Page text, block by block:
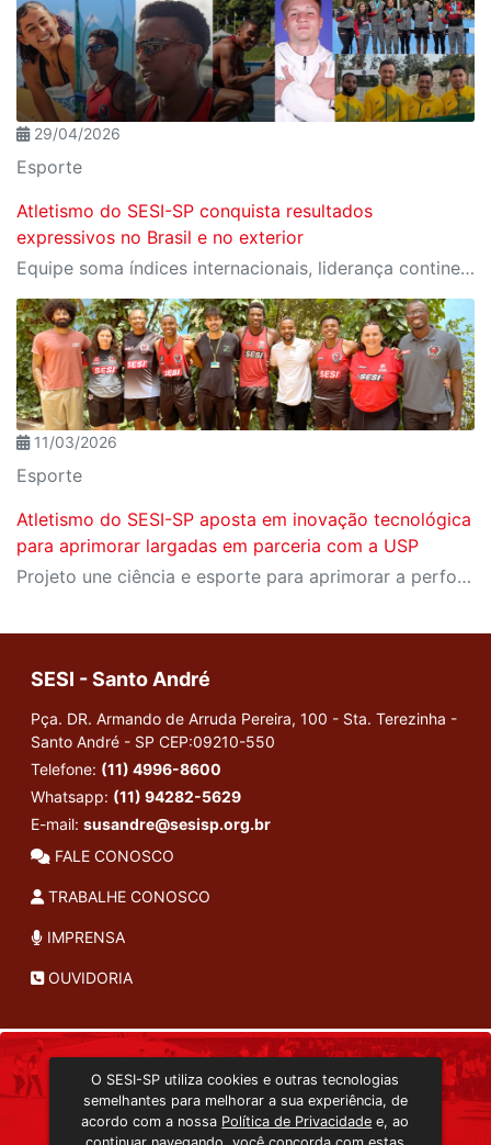
29/04/2026
Esporte
Atletismo do SESI-SP conquista resultados
expressivos no Brasil e no exterior
Equipe soma índices internacionais, liderança continental e pódios em três frentes competitivas no mês de abril
11/03/2026
Esporte
Atletismo do SESI-SP aposta em inovação tecnológica
para aprimorar largadas em parceria com a USP
Projeto une ciência e esporte para aprimorar a performance dos atletas da equipe, uma das mais fortes do país nas provas de velocidade
SESI - Santo André
Pça. DR. Armando de Arruda Pereira, 100 - Sta. Terezinha -
Santo André - SP CEP:09210-550
Telefone: (11) 4996-8600
Whatsapp: (11) 94282-5629
E-mail: susandre@sesisp.org.br
FALE CONOSCO
TRABALHE CONOSCO
IMPRENSA
OUVIDORIA
TRANSMISSÃO ON-LINE
EDITORA SESI-SP
CONSULTA AO ACERVO
O SESI-SP utiliza cookies e outras tecnologias
semelhantes para melhorar a sua experiência, de
acordo com a nossa Política de Privacidade e, ao